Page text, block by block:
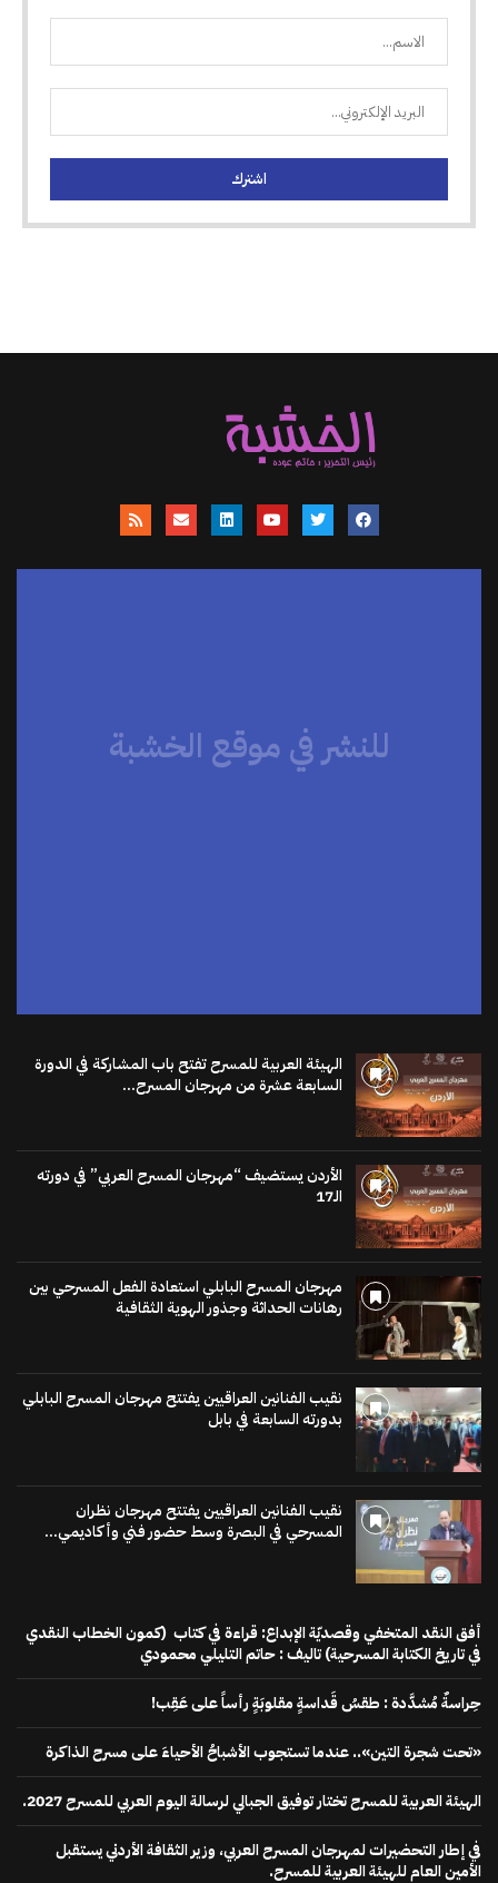
موقعنا يساهم في نشر الاخبار والمقالات
الهيئة العربية للمسرح تفتح باب المشاركة في الدورة
السابعة عشرة من مهرجان المسرح...
الأردن يستضيف “مهرجان المسرح العربي” في دورته
الـ17
مهرجان المسرح البابلي استعادة الفعل المسرحي بين
رهانات الحداثة وجذور الهوية الثقافية
نقيب الفنانين العراقيين يفتتح مهرجان المسرح البابلي
بدورته السابعة في بابل
نقيب الفنانين العراقيين يفتتح مهرجان نظران
المسرحي في البصرة وسط حضور فني وأكاديمي...
أفق النقد المتخفي وقصديّة الإبداع: قراءة في كتاب (كمون الخطاب النقدي
في تاريخ الكتابة المسرحية) تاليف : حاتم التليلي محمودي
حِراسةٌ مُشدَّدة : طقسُ قَداسةٍ مقلوبَةٍ رأساً على عَقِب!
«تحت شجرة التين».. عندما تستجوب الأشباحُ الأحياءَ على مسرح الذاكرة
الهيئة العربية للمسرح تختار توفيق الجبالي لرسالة اليوم العربي للمسرح 2027.
في إطار التحضيرات لمهرجان المسرح العربي، وزير الثقافة الأردني يستقبل
الأمين العام للهيئة العربية للمسرح.